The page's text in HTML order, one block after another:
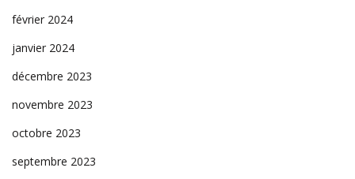
février 2024
janvier 2024
décembre 2023
novembre 2023
octobre 2023
septembre 2023